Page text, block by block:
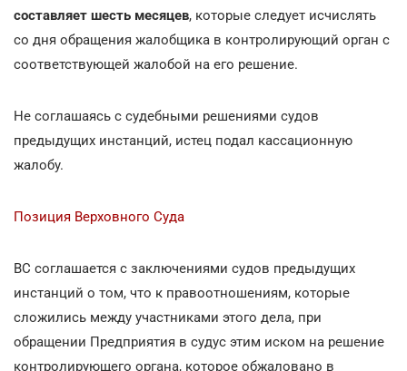
составляет шесть месяцев, которые следует исчислять
со дня обращения жалобщика в контролирующий орган с
соответствующей жалобой на его решение.
Не соглашаясь с судебными решениями судов
предыдущих инстанций, истец подал кассационную
жалобу.
Позиция Верховного Суда
ВС соглашается с заключениями судов предыдущих
инстанций о том, что к правоотношениям, которые
сложились между участниками этого дела, при
обращении Предприятия в судус этим иском на решение
контролирующего органа, которое обжаловано в